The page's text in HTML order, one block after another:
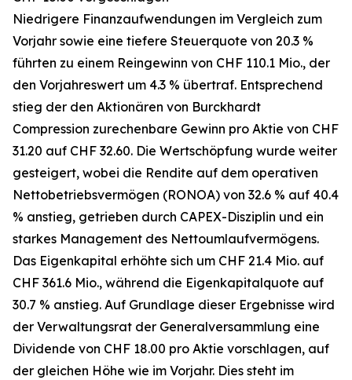
Niedrigere Finanzaufwendungen im Vergleich zum
Vorjahr sowie eine tiefere Steuerquote von 20.3 %
führten zu einem Reingewinn von CHF 110.1 Mio., der
den Vorjahreswert um 4.3 % übertraf. Entsprechend
stieg der den Aktionären von Burckhardt
Compression zurechenbare Gewinn pro Aktie von CHF
31.20 auf CHF 32.60. Die Wertschöpfung wurde weiter
gesteigert, wobei die Rendite auf dem operativen
Nettobetriebsvermögen (RONOA) von 32.6 % auf 40.4
% anstieg, getrieben durch CAPEX-Disziplin und ein
starkes Management des Nettoumlaufvermögens.
Das Eigenkapital erhöhte sich um CHF 21.4 Mio. auf
CHF 361.6 Mio., während die Eigenkapitalquote auf
30.7 % anstieg. Auf Grundlage dieser Ergebnisse wird
der Verwaltungsrat der Generalversammlung eine
Dividende von CHF 18.00 pro Aktie vorschlagen, auf
der gleichen Höhe wie im Vorjahr. Dies steht im